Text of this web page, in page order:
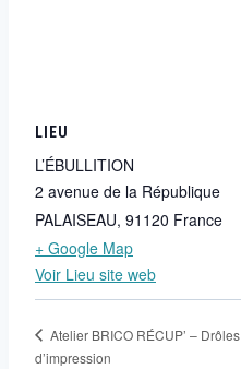
LIEU
L’ÉBULLITION
2 avenue de la République
PALAISEAU, 91120 France
+ Google Map
Voir Lieu site web
Atelier BRICO RÉCUP’ – Drôles
d’impression